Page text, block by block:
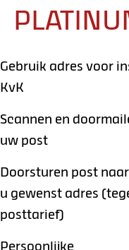
Gebruik adres voor
KvK
Scannen en
uw post
Doorsturen post
u gewenst adres
posttarief)
Persoonlijke